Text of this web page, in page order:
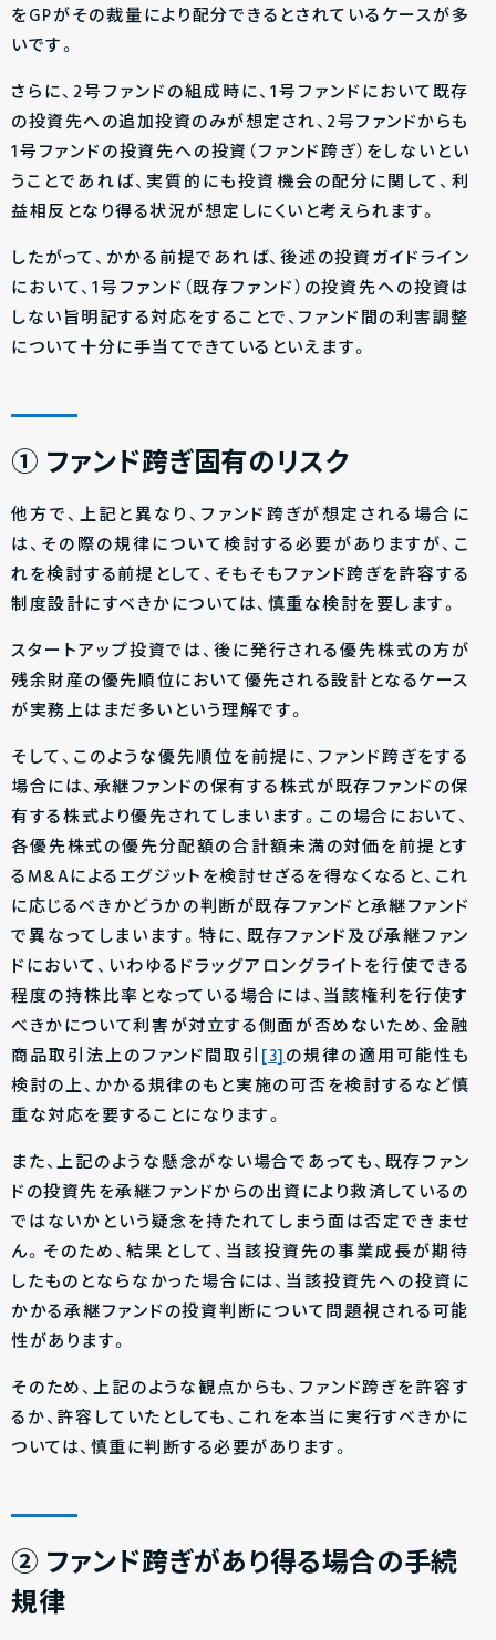
をGPがその裁量により配分できるとされているケースが多
いです。
さらに、2号ファンドの組成時に、1号ファンドにおいて既存
の投資先への追加投資のみが想定され、2号ファンドからも
1号ファンドの投資先への投資（ファンド跨ぎ）をしないとい
うことであれば、実質的にも投資機会の配分に関して、利
益相反となり得る状況が想定しにくいと考えられます。
したがって、かかる前提であれば、後述の投資ガイドライン
において、1号ファンド（既存ファンド）の投資先への投資は
しない旨明記する対応をすることで、ファンド間の利害調整
について十分に手当てできているといえます。
① ファンド跨ぎ固有のリスク
他方で、上記と異なり、ファンド跨ぎが想定される場合に
は、その際の規律について検討する必要がありますが、こ
れを検討する前提として、そもそもファンド跨ぎを許容する
制度設計にすべきかについては、慎重な検討を要します。
スタートアップ投資では、後に発行される優先株式の方が
残余財産の優先順位において優先される設計となるケース
が実務上はまだ多いという理解です。
そして、このような優先順位を前提に、ファンド跨ぎをする
場合には、承継ファンドの保有する株式が既存ファンドの保
有する株式より優先されてしまいます。この場合において、
各優先株式の優先分配額の合計額未満の対価を前提とす
るM&Aによるエグジットを検討せざるを得なくなると、これ
に応じるべきかどうかの判断が既存ファンドと承継ファンド
で異なってしまいます。特に、既存ファンド及び承継ファン
ドにおいて、いわゆるドラッグアロングライトを行使できる
程度の持株比率となっている場合には、当該権利を行使す
べきかについて利害が対立する側面が否めないため、金融
商品取引法上のファンド間取引 [3]の規律の適用可能性も
検討の上、かかる規律のもと実施の可否を検討するなど慎
重な対応を要することになります。
また、上記のような懸念がない場合であっても、既存ファン
ドの投資先を承継ファンドからの出資により救済しているの
ではないかという疑念を持たれてしまう面は否定できませ
ん。そのため、結果として、当該投資先の事業成長が期待
したものとならなかった場合には、当該投資先への投資に
かかる承継ファンドの投資判断について問題視される可能
性があります。
そのため、上記のような観点からも、ファンド跨ぎを許容す
るか、許容していたとしても、これを本当に実行すべきかに
ついては、慎重に判断する必要があります。
② ファンド跨ぎがあり得る場合の手続
規律